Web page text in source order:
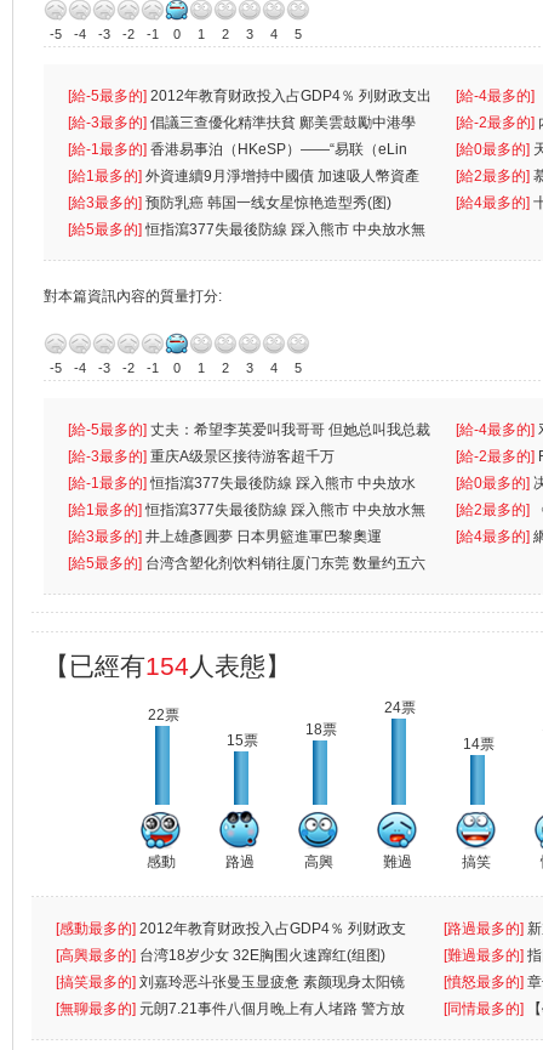
-5 -4 -3 -2 -1 0 1 2 3 4 5
[給-5最多的] 2012年教育财政投入占GDP4％ 列财政支出
首位
[給-4最多的]
一
[給-3最多的] 倡議三查優化精準扶貧 鄺美雲鼓勵中港學
生
[給-2最多的]
人
[給-1最多的] 香港易事泊（HKeSP）——“易联（eLin
k）”项目
[給0最多的]
[給1最多的] 外資連續9月淨增持中國債 加速吸人幣資產 [給2最多的]
[給3最多的] 预防乳癌 韩国一线女星惊艳造型秀(图) [給4最多的]
[給5最多的]恒指瀉377失最後防線 踩入熊市 中央放水無
對本篇資訊內容的質量打分:
-5 -4 -3 -2 -1 0 1 2 3 4 5
[給-5最多的] 丈夫：希望李英爱叫我哥哥 但她总叫我总裁
先
[給-4最多的]
离
[給-3最多的] 重庆A级景区接待游客超千万 [給-2最多的]
[給-1最多的]恒指瀉377失最後防線 踩入熊市 中央放水
無
[給0最多的]
[給1最多的]恒指瀉377失最後防線 踩入熊市 中央放水無 [給2最多的]
[給3最多的] 井上雄彥圓夢 日本男籃進軍巴黎奧運 [給4最多的]
[給5最多的] 台湾含塑化剂饮料销往厦门东莞 数量约五六
【已經有154 人表態】
22票
感動
15票
路過
18票
高興
24票
難過
14票
搞笑
[感動最多的] 2012年教育财政投入占GDP4％ 列财政支
出首位
[路過最多的]
[高興最多的] 台湾18岁少女 32E胸围火速蹿红(组图) [難過最多的]
罪
[搞笑最多的] 刘嘉玲恶斗张曼玉显疲惫 素颜现身太阳镜
遮
[憤怒最多的]
[無聊最多的] 元朗7.21事件八個月晚上有人堵路 警方放
催
[同情最多的]
敗